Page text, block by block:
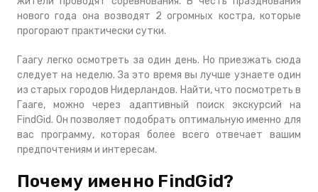
нового года она возводят 2 огромных костра, которые
прогорают практически сутки.
Гаагу легко осмотреть за один день. Но приезжать сюда
следует на неделю. За это время вы лучше узнаете один
из старых городов Нидерландов. Найти, что посмотреть в
Гааге, можно через адаптивный поиск экскурсий на
FindGid. Он позволяет подобрать оптимальную именно для
вас программу, которая более всего отвечает вашим
предпочтениям и интересам.
Почему именно FindGid?